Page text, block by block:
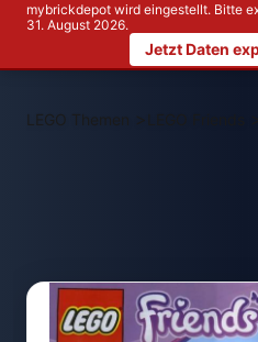
mybrickdepot wird eingestellt. Bitte
31. August 2026.
Jetzt Daten
LEGO Themen >